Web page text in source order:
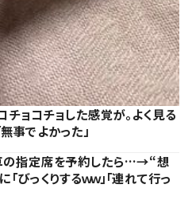
チョコチョした感覚が。よく見る
事でよかった」
指定席を予約したら…→“想
びっくりするｗｗ」「連れて行っ